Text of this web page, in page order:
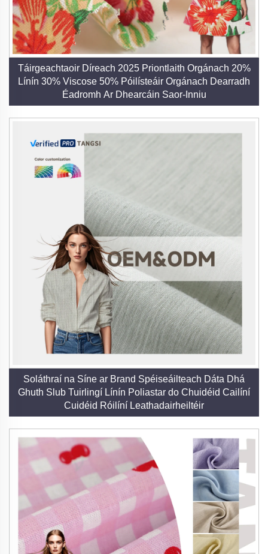
Táirgeachtaoir Díreach 2025 Priontlaith Orgánach 20%
Línín 30% Viscose 50% Póilísteáir Orgánach Dearradh
Éadromh Ar Dhearcáin Saor-Inniu
Soláthraí na Síne ar Brand Spéiseáilteach Dáta Dhá
Ghuth Slub Tuirlingí Línín Poliastar do Chuidéid Cailíní
Cuidéid Róilíní Leathadairheiltéir